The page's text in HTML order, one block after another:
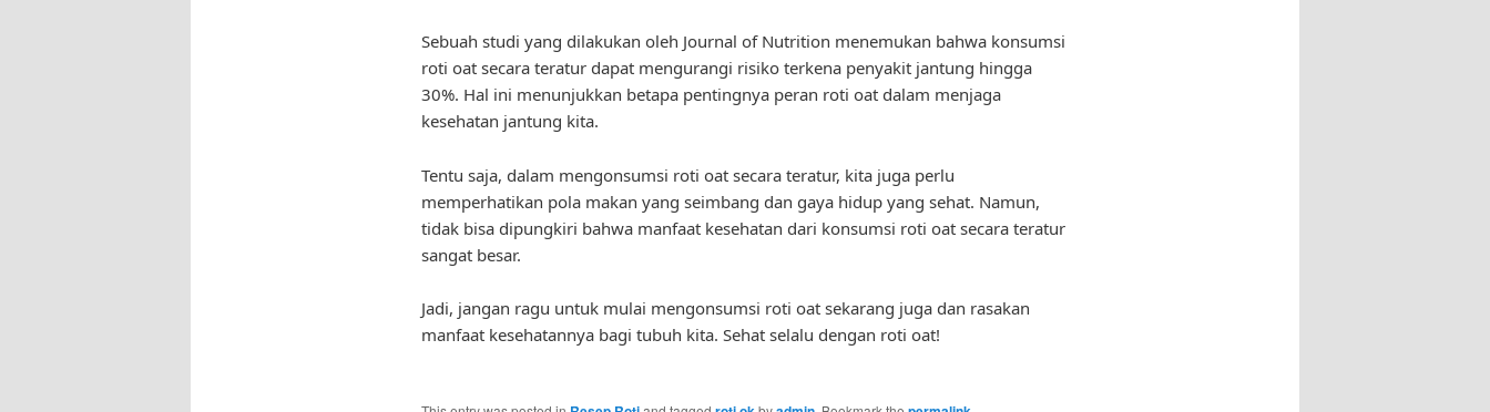
Sebuah studi yang dilakukan oleh Journal of Nutrition menemukan bahwa konsumsi
roti oat secara teratur dapat mengurangi risiko terkena penyakit jantung hingga
30%. Hal ini menunjukkan betapa pentingnya peran roti oat dalam menjaga
kesehatan jantung kita.
Tentu saja, dalam mengonsumsi roti oat secara teratur, kita juga perlu
memperhatikan pola makan yang seimbang dan gaya hidup yang sehat. Namun,
tidak bisa dipungkiri bahwa manfaat kesehatan dari konsumsi roti oat secara teratur
sangat besar.
Jadi, jangan ragu untuk mulai mengonsumsi roti oat sekarang juga dan rasakan
manfaat kesehatannya bagi tubuh kita. Sehat selalu dengan roti oat!